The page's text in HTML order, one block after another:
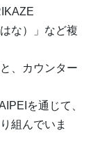
な）」など複
、カウンター
を通じて、
組んでいま